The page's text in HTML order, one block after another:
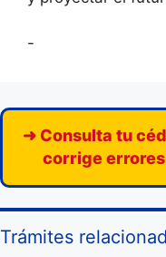
-
➜ Consulta tu
corrige
Trámites